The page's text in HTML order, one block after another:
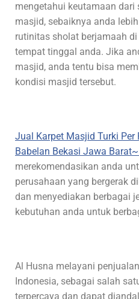
mengetahui keutamaan dari
masjid, sebaiknya anda
rutinitas sholat berjamaah
tempat tinggal anda. Jika
masjid, anda tentu bisa
kondisi masjid tersebut.
Jual Karpet Masjid Turki Per
Babelan Bekasi Jawa Barat~
merekomendasikan anda
perusahaan yang bergerak
dan menyediakan berbagai
kebutuhan anda untuk
Al Husna melayani
Indonesia, sebagai salah
terpercaya dan dapat